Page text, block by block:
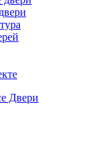
Двери